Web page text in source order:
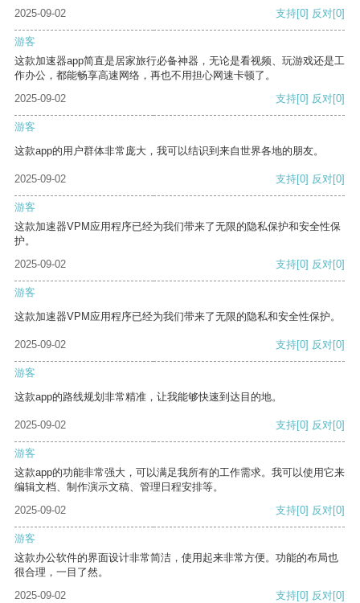
2025-09-02 支持[0] 反对[0]
游客
这款加速器app简直是居家旅行必备神器，无论是看视频、玩游戏还是工
作办公，都能畅享高速网络，再也不用担心网速卡顿了。
2025-09-02
支持[0] 反对[0]
游客
这款app的用户群体非常庞大，我可以结识到来自世界各地的朋友。
2025-09-02 支持[0] 反对[0]
游客
这款加速器VPM应用程序已经为我们带来了无限的隐私保护和安全性保
护。
2025-09-02
支持[0] 反对[0]
游客
这款加速器VPM应用程序已经为我们带来了无限的隐私和安全性保护。
2025-09-02 支持[0] 反对[0]
游客
这款app的路线规划非常精准，让我能够快速到达目的地。
2025-09-02 支持[0] 反对[0]
游客
这款app的功能非常强大，可以满足我所有的工作需求。我可以使用它来
编辑文档、制作演示文稿、管理日程安排等。
2025-09-02
支持[0] 反对[0]
游客
这款办公软件的界面设计非常简洁，使用起来非常方便。功能的布局也
很合理，一目了然。
2025-09-02
支持[0] 反对[0]